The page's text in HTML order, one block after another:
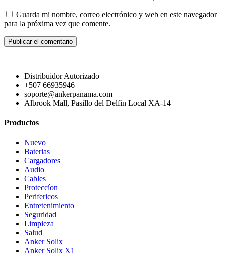
Guarda mi nombre, correo electrónico y web en este navegador
para la próxima vez que comente.
Distribuidor Autorizado
+507 66935946
soporte@ankerpanama.com
Albrook Mall, Pasillo del Delfin Local XA-14
Productos
Nuevo
Baterias
Cargadores
Audio
Cables
Proteccíon
Perifericos
Entretenimiento
Seguridad
Limpieza
Salud
Anker Solix
Anker Solix X1